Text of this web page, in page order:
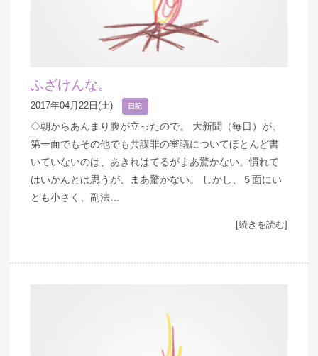
ふざけんな。
2017年04月22日(土) 日記
◇朝からあんまり腹が立ったので。 大新聞（毎日）が、
第一面でもその他でも共謀罪の審議についてほとんど書
いていないのは、あきれはてるがまあ驚かない。慣れて
はいかんとは思うが、まあ驚かない。 しかし、５面にい
とも小さく、副法…
[続きを読む]